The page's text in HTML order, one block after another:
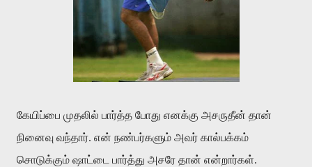
கேயிப்பை முதலில் பார்த்த போது எனக்கு அசருதீன் தான்
நினைவு வந்தார். என் நண்பர்களும் அவர் கால்பக்கம்
சொடுக்கும் ஷாட்டை பார்த்து அசரே தான் என்றார்கள்.